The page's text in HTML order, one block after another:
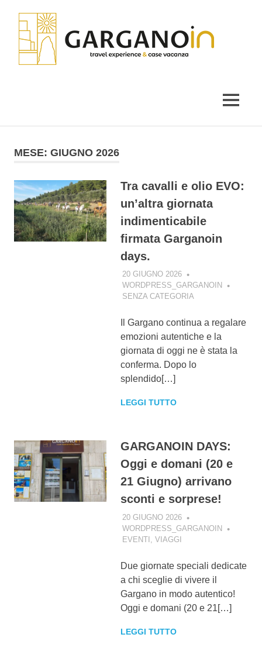
contenuto
MENU
MESE: GIUGNO 2026
Tra cavalli e olio EVO:
un’altra giornata
indimenticabile
firmata Garganoin
days.
20 GIUGNO 2026
WORDPRESS_GARGANOIN
SENZA CATEGORIA
Il Gargano continua a regalare
emozioni autentiche e la
giornata di oggi ne è stata la
conferma. Dopo lo
splendido[…]
LEGGI TUTTO
GARGANOIN DAYS:
Oggi e domani (20 e
21 Giugno) arrivano
sconti e sorprese!
20 GIUGNO 2026
WORDPRESS_GARGANOIN
EVENTI
VIAGGI
Due giornate speciali dedicate
a chi sceglie di vivere il
Gargano in modo autentico!
Oggi e domani (20 e 21[…]
LEGGI TUTTO